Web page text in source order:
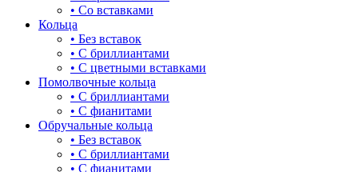
18.5-23
19
звезды
знаки зодиака
капля
квадрат (куб)
клевер
• Со вставками
Кольца
• Без вставок
• С бриллиантами
• С цветными вставками
Помолвочные кольца
• С бриллиантами
• С фианитами
Обручальные кольца
• Без вставок
• С бриллиантами
• С фианитами